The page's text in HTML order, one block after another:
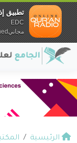
الرئيسية
تطبيق
EDC
مجانيundefined